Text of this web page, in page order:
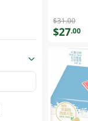
$31.00
$27.00